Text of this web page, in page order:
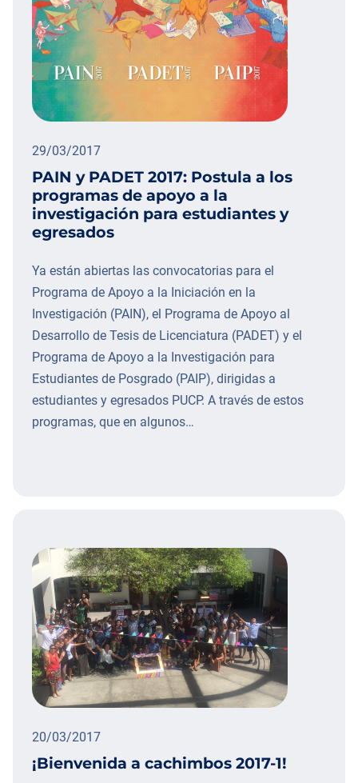
29/03/2017
PAIN y PADET 2017: Postula a los
programas de apoyo a la
investigación para estudiantes y
egresados
Ya están abiertas las convocatorias para el
Programa de Apoyo a la Iniciación en la
Investigación (PAIN), el Programa de Apoyo al
Desarrollo de Tesis de Licenciatura (PADET) y el
Programa de Apoyo a la Investigación para
Estudiantes de Posgrado (PAIP), dirigidas a
estudiantes y egresados PUCP. A través de estos
programas, que en algunos…
20/03/2017
¡Bienvenida a cachimbos 2017-1!